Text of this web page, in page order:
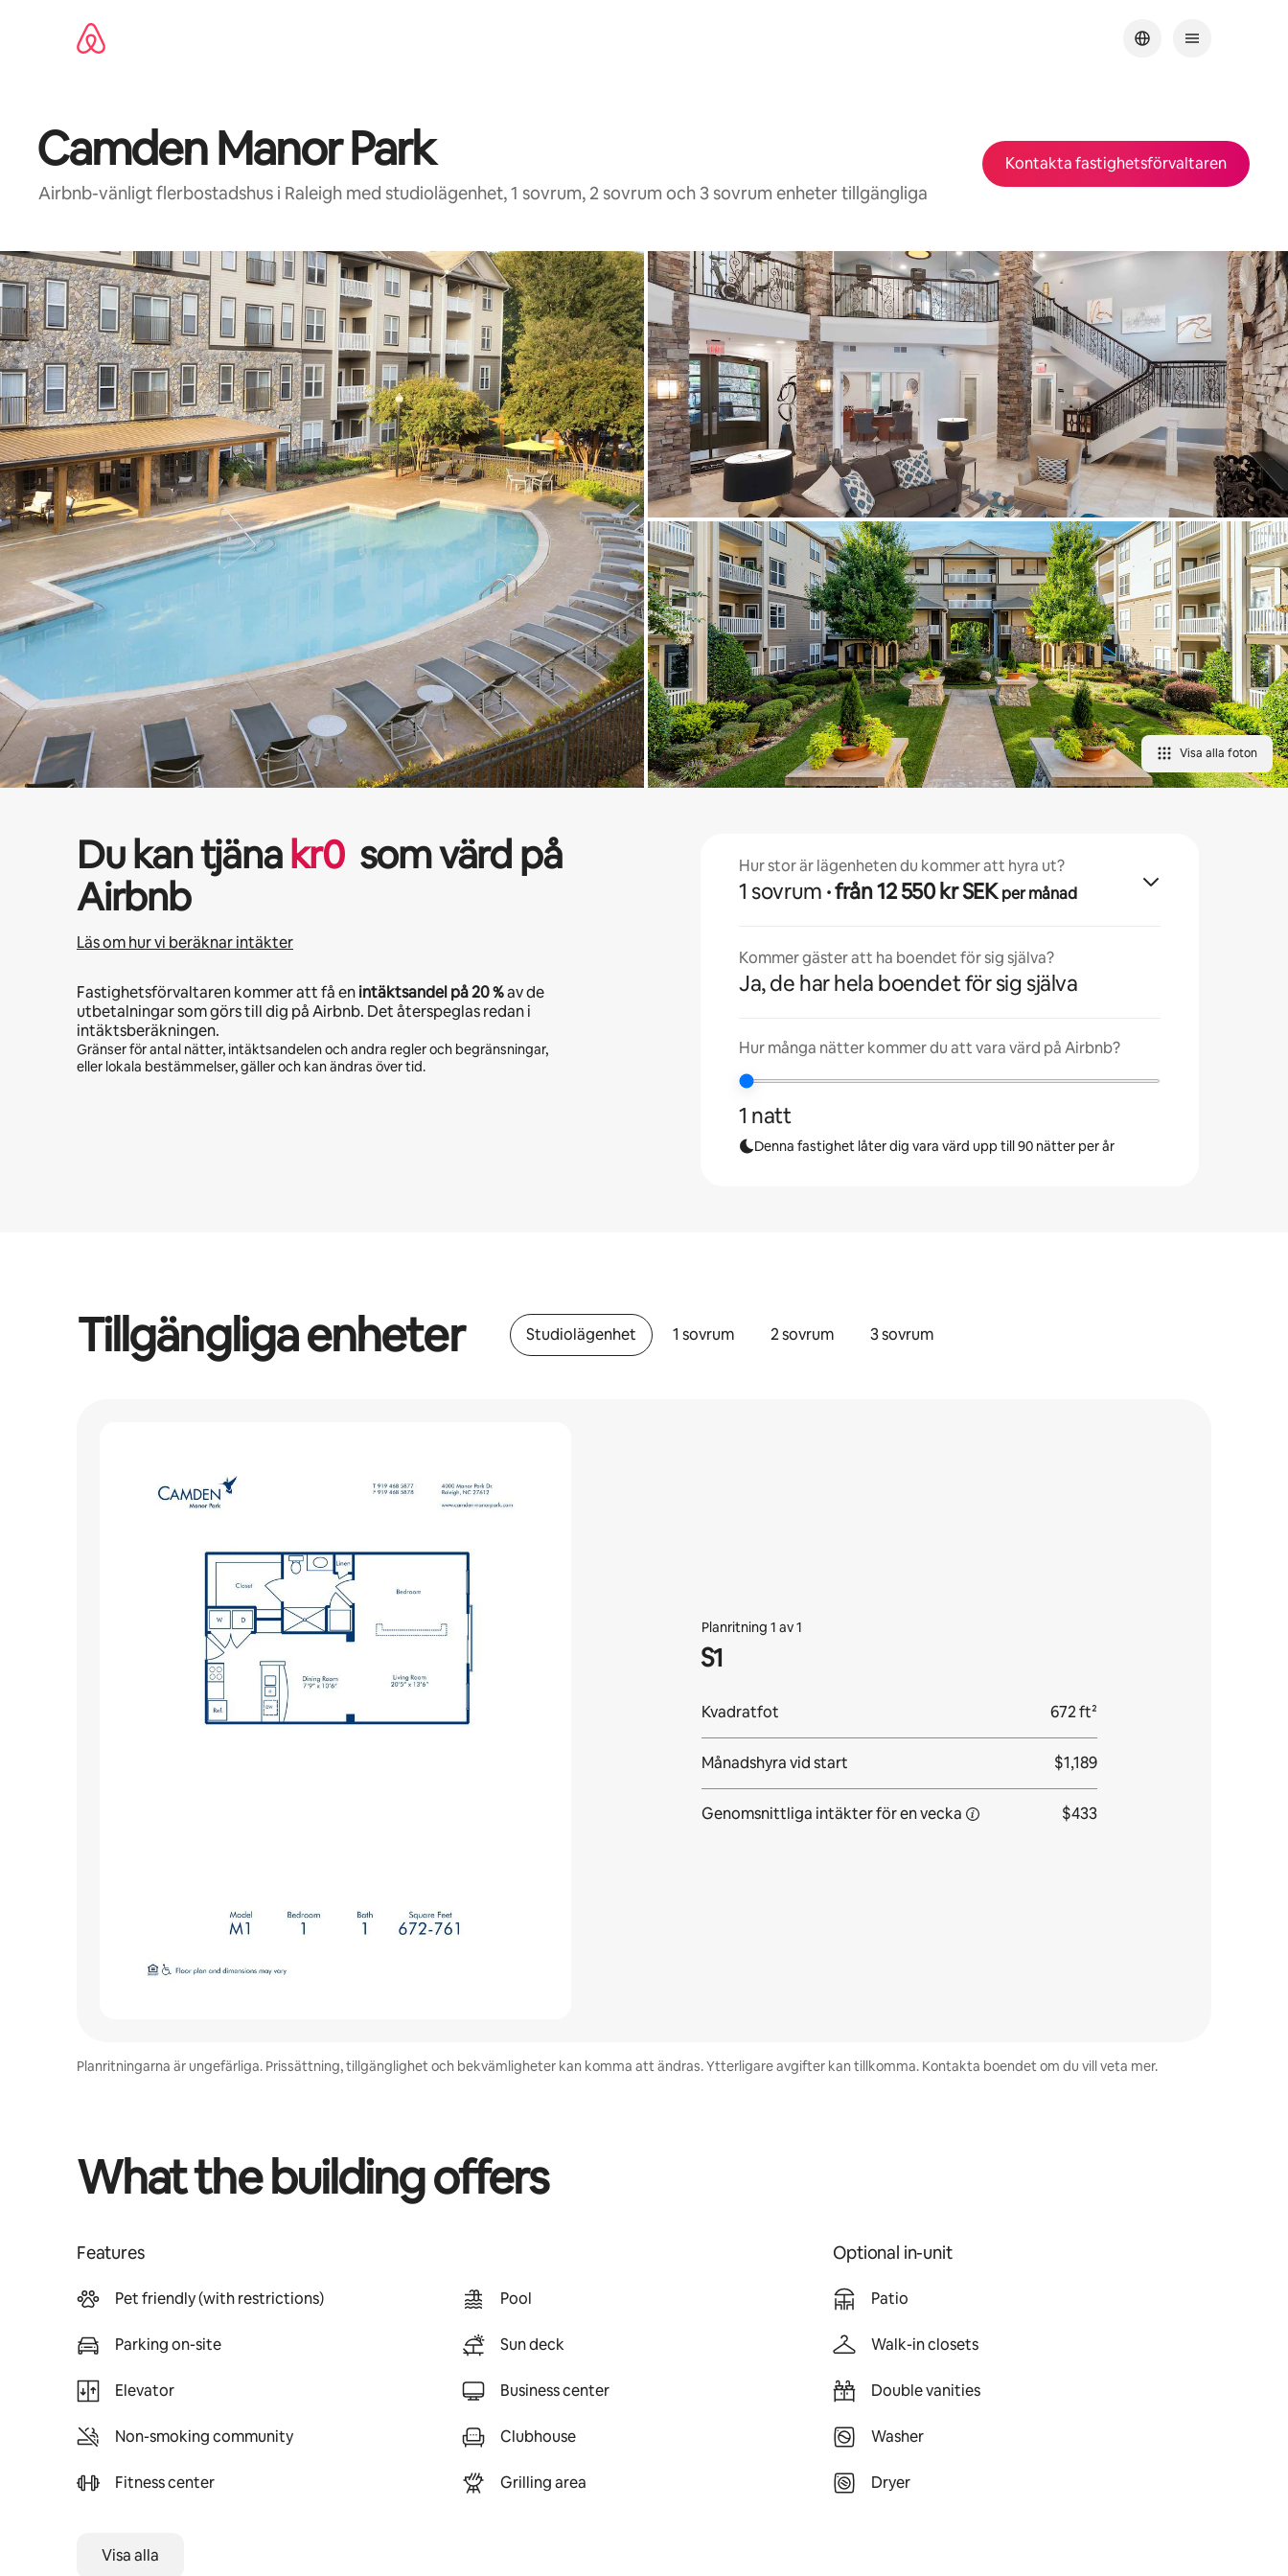
Camden Manor Park
Airbnb-vänligt flerbostadshus i Raleigh med studiolägenhet, 1 sovrum, 2 sovrum och 3 sovrum enheter tillgängliga
Kontakta fastighetsförvaltaren
Visa alla foton
Du kan tjänakr0 som värd på
Airbnb
Läs om hur vi beräknar intäkter
Fastighetsförvaltaren kommer att få enintäktsandel på20 %av de
utbetalningar som görs till dig på Airbnb. Det återspeglas redan i
intäktsberäkningen.
Gränser för antal nätter, intäktsandelen och andra regler och begränsningar,
eller lokala bestämmelser, gäller och kan ändras över tid.
Hur stor är lägenheten du kommer att hyra ut?
1 sovrum · från 12 550 kr SEKper månad
Kommer gäster att ha boendet för sig själva?
Ja, de har hela boendet för sig själva
Hur många nätter kommer du att vara värd på Airbnb?
1 natt
Denna fastighet låter dig vara värd upp till 90 nätter per år
Tillgängliga enheter Studiolägenhet 1 sovrum 2 sovrum 3 sovrum
Planritning 1 av 1
S1
Kvadratfot 672 ft²
Månadshyra vid start $1,189
Genomsnittliga intäkter fören vecka $433
Planritningarna är ungefärliga. Prissättning, tillgänglighet och bekvämligheter kan komma att ändras. Ytterligare avgifter kan tillkomma. Kontakta boendet om du vill veta mer.
What the building offers
Features
Pet friendly (with restrictions)
Parking on-site
Elevator
Non-smoking community
Fitness center
Pool
Sun deck
Business center
Clubhouse
Grilling area
Optional in-unit
Patio
Walk-in closets
Double vanities
Washer
Dryer
Visa alla